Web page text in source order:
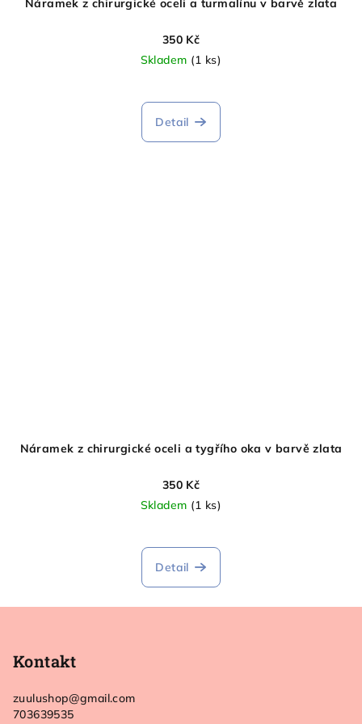
Náramek z chirurgické oceli a turmalínu v barvě zlata
350 Kč
Skladem (1 ks)
Detail
Náramek z chirurgické oceli a tygřího oka v barvě zlata
350 Kč
Skladem (1 ks)
Detail
Kontakt
zuulushop@gmail.com
703639535